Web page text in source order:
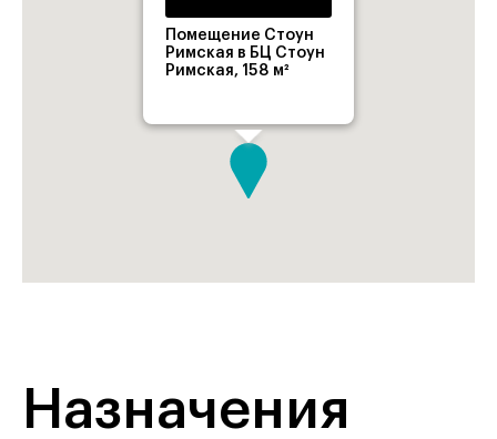
Помещение Стоун
Римская в БЦ Стоун
Римская, 158 м²
Назначения